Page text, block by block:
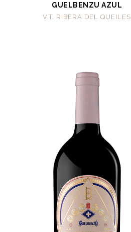
GUELBENZU AZUL
V.T. RIBERA DEL QUEILES